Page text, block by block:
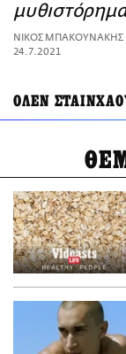
ΝΙΚΟΣ ΜΠΑΚΟΥΝΑΚΗΣ
24.7.2021
ΟΛΕΝ